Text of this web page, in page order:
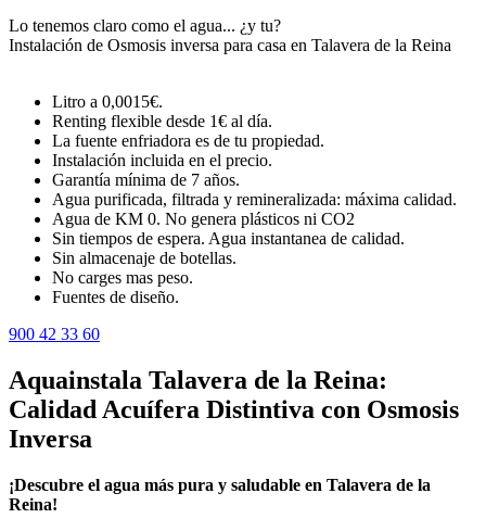
Lo tenemos claro como el agua... ¿y tu?
Instalación de Osmosis inversa para casa en Talavera de la Reina
Litro a 0,0015€.
Renting flexible desde 1€ al día.
La fuente enfriadora es de tu propiedad.
Instalación incluida en el precio.
Garantía mínima de 7 años.
Agua purificada, filtrada y remineralizada: máxima calidad.
Agua de KM 0. No genera plásticos ni CO2
Sin tiempos de espera. Agua instantanea de calidad.
Sin almacenaje de botellas.
No carges mas peso.
Fuentes de diseño.
900 42 33 60
Aquainstala Talavera de la Reina:
Calidad Acuífera Distintiva con Osmosis
Inversa
¡Descubre el agua más pura y saludable en Talavera de la
Reina!